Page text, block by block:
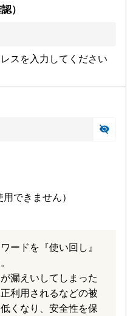
）
スを入力してください
できません）
ードを『使い回し』
漏えいしてしまった
利用されるなどの被
くなり、安全性を保